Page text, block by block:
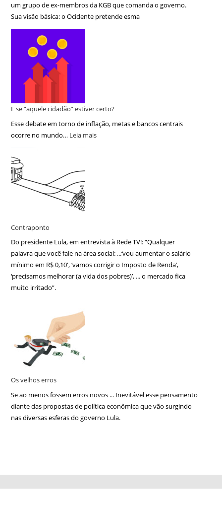
um grupo de ex-membros da KGB que comanda o governo.
Sua visão básica: o Ocidente pretende esma
E se “aquele cidadão” estiver certo?
Esse debate em torno de inflação, metas e bancos centrais
ocorre no mundo… Leia mais
Contraponto
Do presidente Lula, em entrevista à Rede TV!: “Qualquer
palavra que você fale na área social: ...‘vou aumentar o salário
mínimo em R$ 0,10′, ‘vamos corrigir o Imposto de Renda’,
‘precisamos melhorar (a vida dos pobres)’, ... o mercado fica
muito irritado”.
Os velhos erros
Se ao menos fossem erros novos ... Inevitável esse pensamento
diante das propostas de política econômica que vão surgindo
nas diversas esferas do governo Lula.